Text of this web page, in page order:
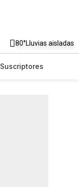
80°Lluvias aisladas
Suscriptores